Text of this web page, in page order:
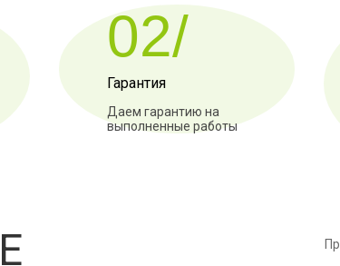
02/
Гарантия
Даем гарантию на
выполненные работы